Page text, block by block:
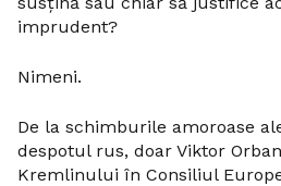
imprudent?
Nimeni.
De la schimburile amoroase
despotul rus, doar Viktor
Kremlinului în Consiliul